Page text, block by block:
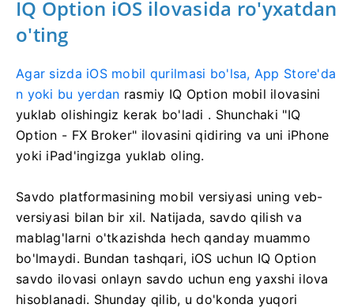
IQ Option iOS ilovasida ro'yxatdan
o'ting
Agar sizda iOS mobil qurilmasi bo'lsa, App Store'da
n yoki bu yerdan rasmiy IQ Option mobil ilovasini
yuklab olishingiz kerak bo'ladi . Shunchaki "IQ
Option - FX Broker" ilovasini qidiring va uni iPhone
yoki iPad'ingizga yuklab oling.
Savdo platformasining mobil versiyasi uning veb-
versiyasi bilan bir xil. Natijada, savdo qilish va
mablag'larni o'tkazishda hech qanday muammo
bo'lmaydi. Bundan tashqari, iOS uchun IQ Option
savdo ilovasi onlayn savdo uchun eng yaxshi ilova
hisoblanadi. Shunday qilib, u do'konda yuqori